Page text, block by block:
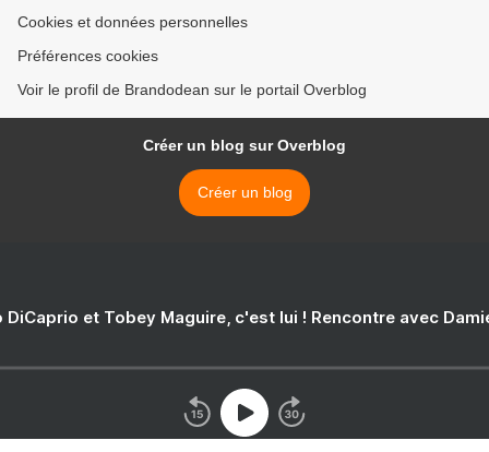
Cookies et données personnelles
Préférences cookies
Voir le profil de Brandodean sur le portail Overblog
Créer un blog sur Overblog
Créer un blog
DiCaprio et Tobey Maguire, c'est lui ! Rencontre avec